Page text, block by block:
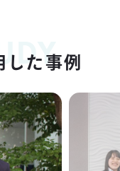
した事例